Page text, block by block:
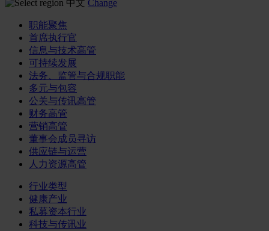
中文 Change
职能聚焦
首席执行官
信息与技术高管
可持续发展
法务、监管与合规职能
多元与包容
公关与传讯高管
财务高管
营销高管
董事会成员寻访
供应链与运营
人力资源高管
行业类型
健康产业
私募资本行业
科技与传讯业